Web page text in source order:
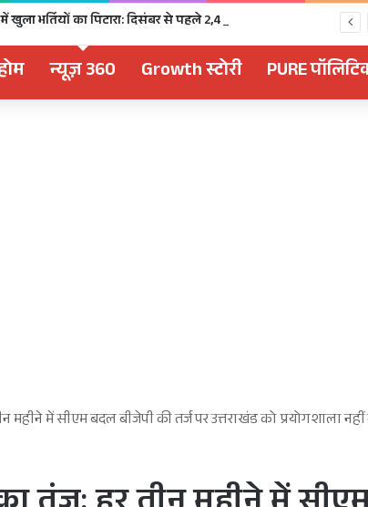
न्यूज़ 360 Growth स्टोरी PURE
महीने में सीएम बदल बीजेपी की तर्ज पर उत्तराखंड को